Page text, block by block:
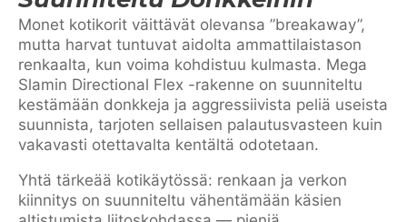
Monet kotikorit väittävät olevansa ”breakaway”,
mutta harvat tuntuvat aidolta ammattilaistason
renkaalta, kun voima kohdistuu kulmasta. Mega
Slamin Directional Flex -rakenne on suunniteltu
kestämään donkkeja ja aggressiivista peliä useista
suunnista, tarjoten sellaisen palautusvasteen kuin
vakavasti otettavalta kentältä odotetaan.
Yhtä tärkeää kotikäytössä: renkaan ja verkon
kiinnitys on suunniteltu vähentämään käsien